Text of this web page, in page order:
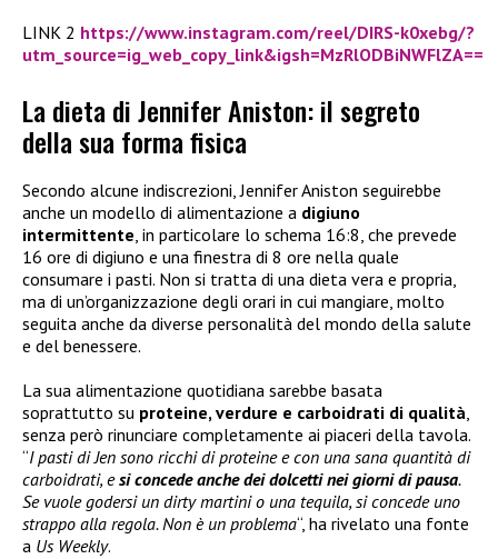
LINK 2 https://www.instagram.com/reel/DIRS-k0xebg/?
utm_source=ig_web_copy_link&igsh=MzRlODBiNWFlZA==
La dieta di Jennifer Aniston: il segreto
della sua forma fisica
Secondo alcune indiscrezioni, Jennifer Aniston seguirebbe
anche un modello di alimentazione a digiuno
intermittente, in particolare lo schema 16:8, che prevede
16 ore di digiuno e una finestra di 8 ore nella quale
consumare i pasti. Non si tratta di una dieta vera e propria,
ma di un’organizzazione degli orari in cui mangiare, molto
seguita anche da diverse personalità del mondo della salute
e del benessere.
La sua alimentazione quotidiana sarebbe basata
soprattutto su proteine, verdure e carboidrati di qualità,
senza però rinunciare completamente ai piaceri della tavola.
“I pasti di Jen sono ricchi di proteine e con una sana quantità di
carboidrati, esi concede anche dei dolcetti nei giorni di pausa.
Se vuole godersi un dirty martini o una tequila, si concede uno
strappo alla regola. Non è un problema“, ha rivelato una fonte
a Us Weekly.